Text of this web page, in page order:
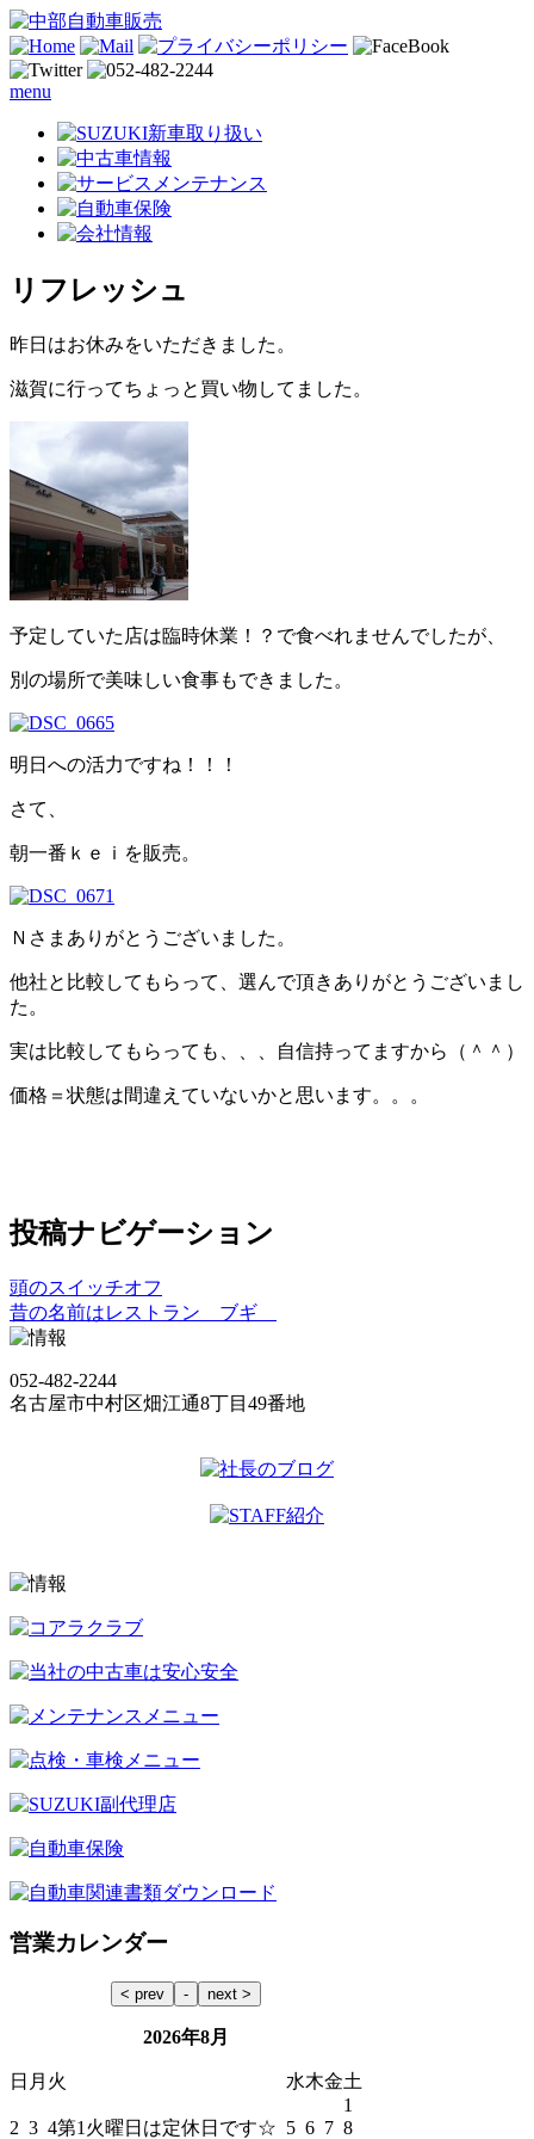
menu
リフレッシュ
昨日はお休みをいただきました。
滋賀に行ってちょっと買い物してました。
予定していた店は臨時休業！？で食べれませんでしたが、
別の場所で美味しい食事もできました。
明日への活力ですね！！！
さて、
朝一番ｋｅｉを販売。
Ｎさまありがとうございました。
他社と比較してもらって、選んで頂きありがとうございまし
た。
実は比較してもらっても、、、自信持ってますから（＾＾）
価格＝状態は間違えていないかと思います。。。
投稿ナビゲーション
頭のスイッチオフ
昔の名前はレストラン ブギ
052-482-2244
名古屋市中村区畑江通8丁目49番地
営業カレンダー
2026年8月
日 月 火 水木金土
1
2 3 4第1火曜日は定休日です☆ 5 6 7 8